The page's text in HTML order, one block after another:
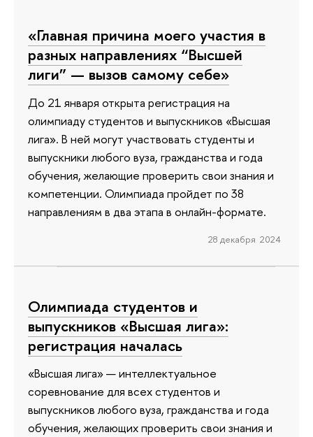
«Главная причина моего участия в
разных направлениях “Высшей
лиги” — вызов самому себе»
До 21 января открыта регистрация на
олимпиаду студентов и выпускников «Высшая
лига». В ней могут участвовать студенты и
выпускники любого вуза, гражданства и года
обучения, желающие проверить свои знания и
компетенции. Олимпиада пройдет по 38
направлениям в два этапа в онлайн-формате.
28 декабря 2024
Олимпиада студентов и
выпускников «Высшая лига»:
регистрация началась
«Высшая лига» — интеллектуальное
соревнование для всех студентов и
выпускников любого вуза, гражданства и года
обучения, желающих проверить свои знания и